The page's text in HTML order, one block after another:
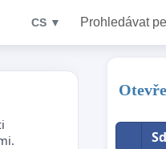
CS ▼ Prohledávat